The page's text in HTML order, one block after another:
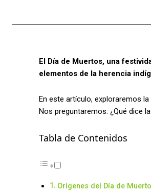
El Día de Muertos, una
elementos de la herencia
En este artículo, exploraremos
Nos preguntaremos: ¿Qué dice
Tabla de Contenidos
Orígenes del Día de